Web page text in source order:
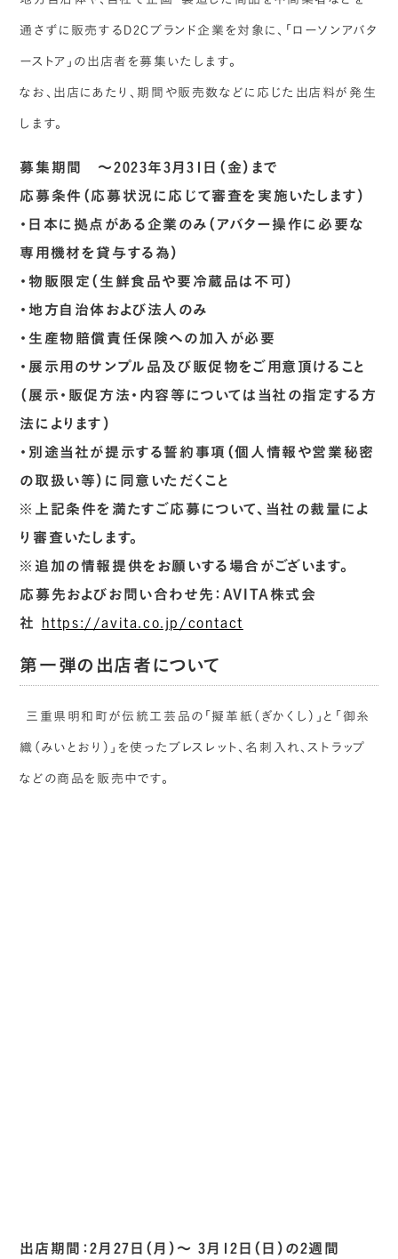
通さずに販売するD2Cブランド企業を対象に、「ローソンアバタ
ーストア」の出店者を募集いたします。
なお、出店にあたり、期間や販売数などに応じた出店料が発生
します。
募集期間 ～2023年3月31日（金）まで
応募条件（応募状況に応じて審査を実施いたします）
・日本に拠点がある企業のみ（アバター操作に必要な
専用機材を貸与する為）
・物販限定（生鮮食品や要冷蔵品は不可）
・地方自治体および法人のみ
・生産物賠償責任保険への加入が必要
・展示用のサンプル品及び販促物をご用意頂けること
（展示・販促方法・内容等については当社の指定する方
法によります）
・別途当社が提示する誓約事項（個人情報や営業秘密
の取扱い等）に同意いただくこと
※上記条件を満たすご応募について、当社の裁量によ
り審査いたします。
※追加の情報提供をお願いする場合がございます。
応募先およびお問い合わせ先：AVITA株式会
社 https://avita.co.jp/contact
第一弾の出店者について
三重県明和町が伝統工芸品の「擬革紙（ぎかくし）」と「御糸
織（みいとおり）」を使ったブレスレット、名刺入れ、ストラップ
などの商品を販売中です。
出店期間：2月27日（月）～ 3月12日（日）の2週間